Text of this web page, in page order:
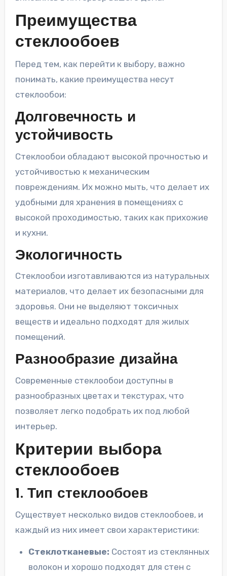
Преимущества
стеклообоев
Перед тем, как перейти к выбору, важно
понимать, какие преимущества несут
стеклообои:
Долговечность и
устойчивость
Стеклообои обладают высокой прочностью и
устойчивостью к механическим
повреждениям. Их можно мыть, что делает их
удобными для хранения в помещениях с
высокой проходимостью, таких как прихожие
и кухни.
Экологичность
Стеклообои изготавливаются из натуральных
материалов, что делает их безопасными для
здоровья. Они не выделяют токсичных
веществ и идеально подходят для жилых
помещений.
Разнообразие дизайна
Современные стеклообои доступны в
разнообразных цветах и текстурах, что
позволяет легко подобрать их под любой
интерьер.
Критерии выбора
стеклообоев
1. Тип стеклообоев
Существует несколько видов стеклообоев, и
каждый из них имеет свои характеристики:
Стеклотканевые: Состоят из стеклянных
волокон и хорошо подходят для стен с